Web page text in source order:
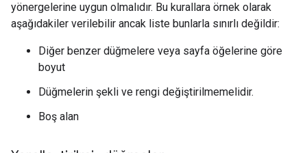
yönergelerine uygun olmalıdır. Bu kurallara örnek olarak
aşağıdakiler verilebilir ancak liste bunlarla sınırlı değildir:
Diğer benzer düğmelere veya sayfa öğelerine göre
boyut
Düğmelerin şekli ve rengi değiştirilmemelidir.
Boş alan